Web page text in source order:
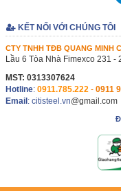
KẾT NỐI VỚI CHÚNG TÔI
CTY TNHH TĐB QUANG MINH
Lầu 6 Tòa Nhà Fimexco 231 -
MST: 0313307624
Hotline: 0911.785.222 - 0911
Email: citisteel.vn@gmail.com